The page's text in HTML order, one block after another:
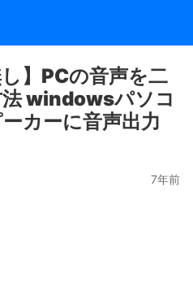
】PCの音声を二
windowsパソコ
カーに音声出力
7年前